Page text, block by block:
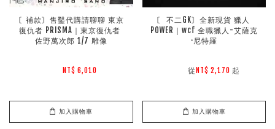
〘補款〙售鑿代購請聊聊 東京
復仇者 PRISMA｜東京復仇者
佐野萬次郎 1/7 雕像
NT$ 6,010
加入購物車
〘 不二GK〙全新現貨 獵人
POWER｜wcf 全職獵人-艾薩克
·尼特羅
        從
NT$ 2,170 起
加入購物車